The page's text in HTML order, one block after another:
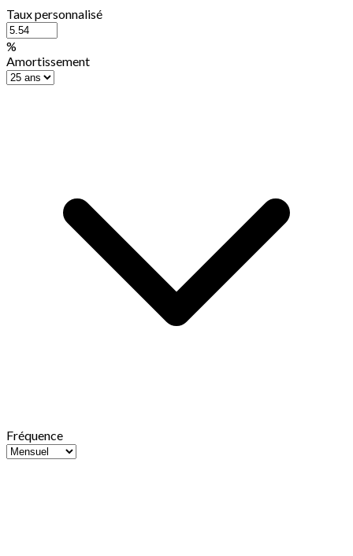
Taux personnalisé
%
Amortissement
Fréquence